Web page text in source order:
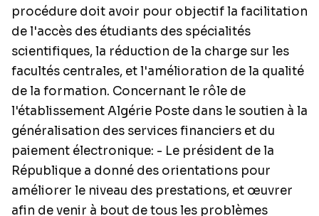
procédure doit avoir pour objectif la facilitation
de l'accès des étudiants des spécialités
scientifiques, la réduction de la charge sur les
facultés centrales, et l'amélioration de la qualité
de la formation. Concernant le rôle de
l'établissement Algérie Poste dans le soutien à la
généralisation des services financiers et du
paiement électronique: - Le président de la
République a donné des orientations pour
améliorer le niveau des prestations, et œuvrer
afin de venir à bout de tous les problèmes